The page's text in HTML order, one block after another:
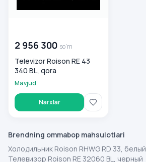
2 956 300 so'm
Televizor Roison RE 43
340 BL, qora
Mavjud
Narxlar
Brendning ommabop mahsulotlari
Холодильник Roison RHWG RD 33, белый
Телевизор Roison RE 32060 BL, черный